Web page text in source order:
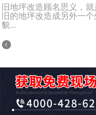
旧地坪改造顾名思义，
旧的地坪改造成另外一个
貌...